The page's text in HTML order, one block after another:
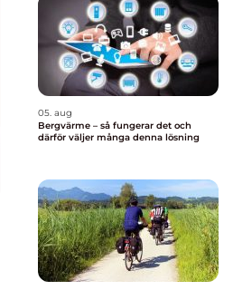
05. aug
Bergvärme – så fungerar det och
därför väljer många denna lösning